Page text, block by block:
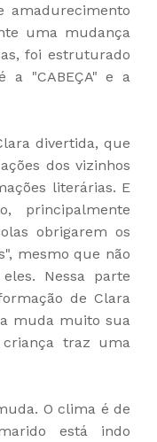
amadurecimento
uma mudança
foi estruturado
a "CABEÇA" e a
divertida, que
dos vizinhos
literárias. E
principalmente
obrigarem os
mesmo que não
Nessa parte
de Clara
muda muito sua
traz uma
O clima é de
está indo